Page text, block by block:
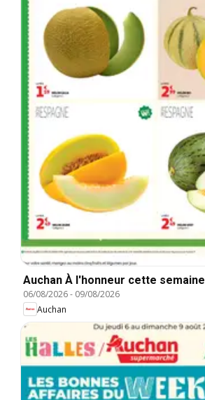
Auchan À l'honneur cette semaine
06/08/2026- 09/08/2026
Auchan